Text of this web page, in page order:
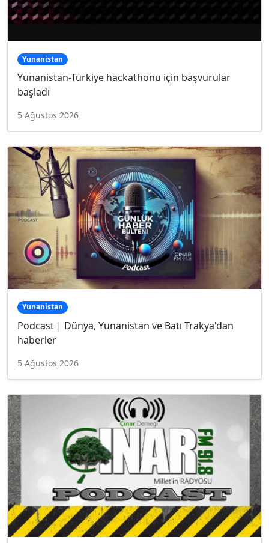
Yunanistan
Yunanistan-Türkiye hackathonu için başvurular
başladı
5 Ağustos 2026
Yunanistan
Podcast | Dünya, Yunanistan ve Batı Trakya'dan
haberler
5 Ağustos 2026